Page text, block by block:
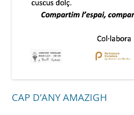
CAP D’ANY AMAZIGH